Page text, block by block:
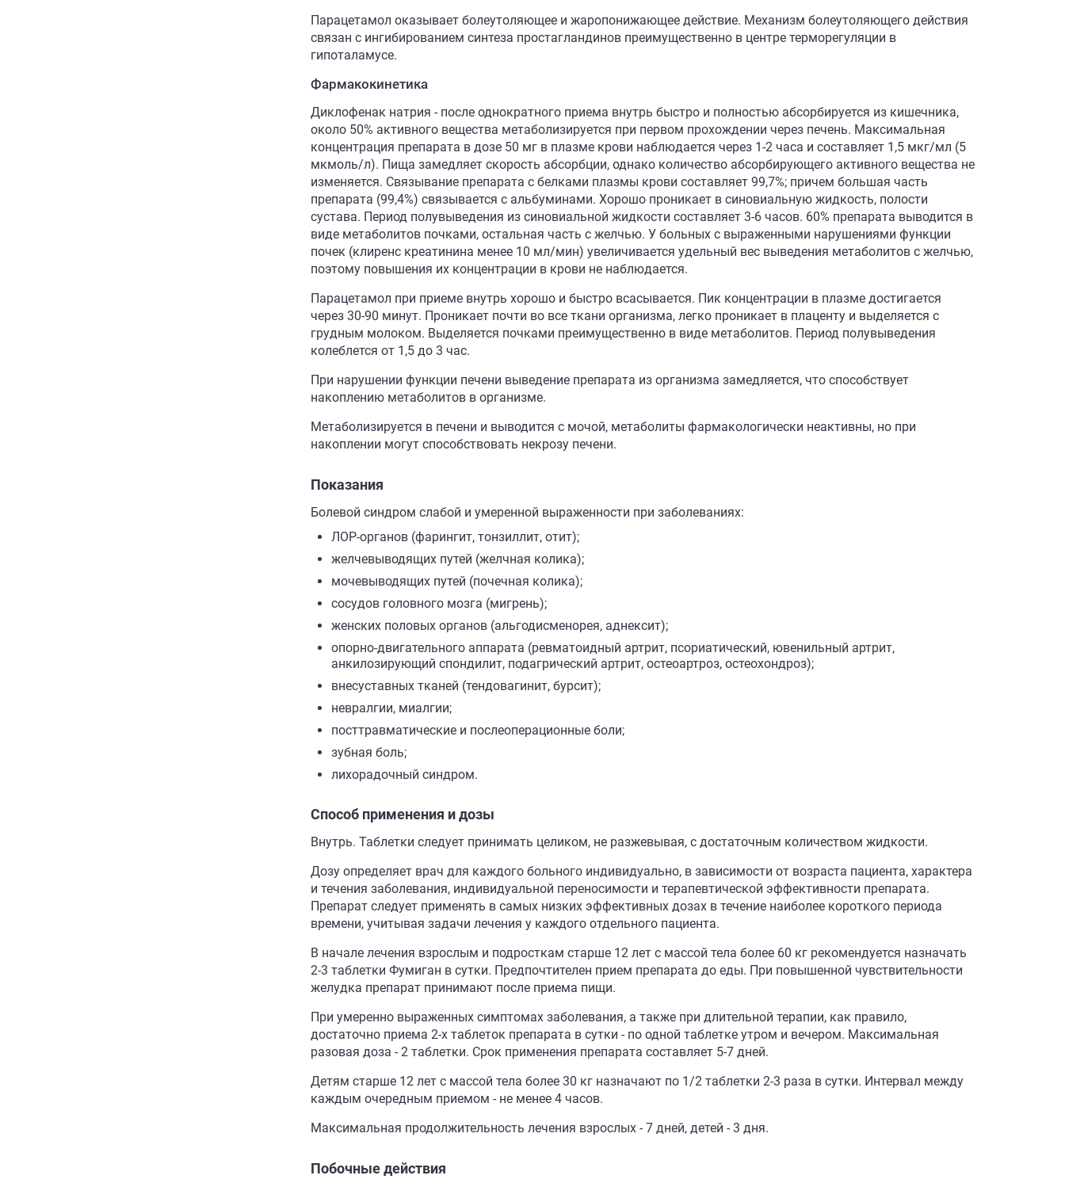
Парацетамол оказывает болеутоляющее и жаропонижающее действие. Механизм болеутоляющего действия
связан с ингибированием синтеза простагландинов преимущественно в центре терморегуляции в
гипоталамусе.
Фармакокинетика
Диклофенак натрия - после однократного приема внутрь быстро и полностью абсорбируется из кишечника,
около 50% активного вещества метаболизируется при первом прохождении через печень. Максимальная
концентрация препарата в дозе 50 мг в плазме крови наблюдается через 1-2 часа и составляет 1,5 мкг/мл (5
мкмоль/л). Пища замедляет скорость абсорбции, однако количество абсорбирующего активного вещества не
изменяется. Связывание препарата с белками плазмы крови составляет 99,7%; причем большая часть
препарата (99,4%) связывается с альбуминами. Хорошо проникает в синовиальную жидкость, полости
сустава. Период полувыведения из синовиальной жидкости составляет 3-6 часов. 60% препарата выводится в
виде метаболитов почками, остальная часть с желчью. У больных с выраженными нарушениями функции
почек (клиренс креатинина менее 10 мл/мин) увеличивается удельный вес выведения метаболитов с желчью,
поэтому повышения их концентрации в крови не наблюдается.
Парацетамол при приеме внутрь хорошо и быстро всасывается. Пик концентрации в плазме достигается
через 30-90 минут. Проникает почти во все ткани организма, легко проникает в плаценту и выделяется с
грудным молоком. Выделяется почками преимущественно в виде метаболитов. Период полувыведения
колеблется от 1,5 до 3 час.
При нарушении функции печени выведение препарата из организма замедляется, что способствует
накоплению метаболитов в организме.
Метаболизируется в печени и выводится с мочой, метаболиты фармакологически неактивны, но при
накоплении могут способствовать некрозу печени.
Показания
Болевой синдром слабой и умеренной выраженности при заболеваниях:
ЛОР-органов (фарингит, тонзиллит, отит);
желчевыводящих путей (желчная колика);
мочевыводящих путей (почечная колика);
сосудов головного мозга (мигрень);
женских половых органов (альгодисменорея, аднексит);
опорно-двигательного аппарата (ревматоидный артрит, псориатический, ювенильный артрит,
анкилозирующий спондилит, подагрический артрит, остеоартроз, остеохондроз);
внесуставных тканей (тендовагинит, бурсит);
невралгии, миалгии;
посттравматические и послеоперационные боли;
зубная боль;
лихорадочный синдром.
Способ применения и дозы
Внутрь. Таблетки следует принимать целиком, не разжевывая, с достаточным количеством жидкости.
Дозу определяет врач для каждого больного индивидуально, в зависимости от возраста пациента, характера
и течения заболевания, индивидуальной переносимости и терапевтической эффективности препарата.
Препарат следует применять в самых низких эффективных дозах в течение наиболее короткого периода
времени, учитывая задачи лечения у каждого отдельного пациента.
В начале лечения взрослым и подросткам старше 12 лет с массой тела более 60 кг рекомендуется назначать
2-3 таблетки Фумиган в сутки. Предпочтителен прием препарата до еды. При повышенной чувствительности
желудка препарат принимают после приема пищи.
При умеренно выраженных симптомах заболевания, а также при длительной терапии, как правило,
достаточно приема 2-х таблеток препарата в сутки - по одной таблетке утром и вечером. Максимальная
разовая доза - 2 таблетки. Срок применения препарата составляет 5-7 дней.
Детям старше 12 лет с массой тела более 30 кг назначают по 1/2 таблетки 2-3 раза в сутки. Интервал между
каждым очередным приемом - не менее 4 часов.
Максимальная продолжительность лечения взрослых - 7 дней, детей - 3 дня.
Побочные действия